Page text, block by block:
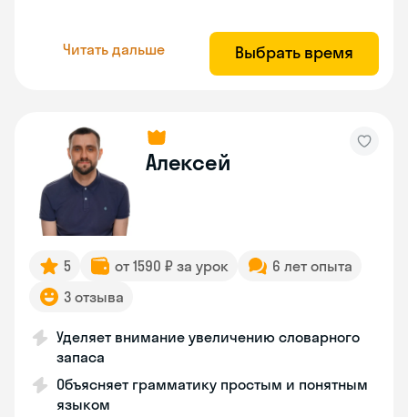
Читать дальше Выбрать время
Алексей
5 от 1590 ₽ за урок
6 лет опыта
3 отзыва
Уделяет внимание увеличению словарного
запаса
Объясняет грамматику простым и понятным
языком